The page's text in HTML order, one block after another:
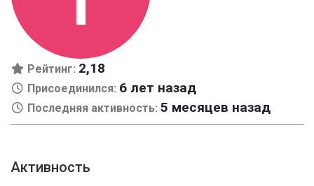
Рейтинг: 2,18
Присоединился: 6 лет назад
Последняя активность: 5 месяцев назад
Активность